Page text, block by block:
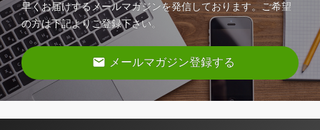
早くお届けするメールマガジンを発信しております。ご希望
の方は下記よりご登録下さい。
email メールマガジン登録する